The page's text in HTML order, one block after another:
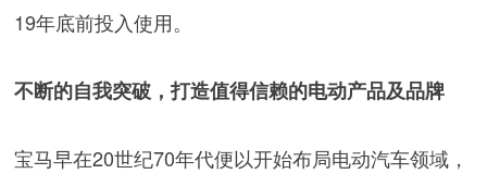
19年底前投入使用。
不断的自我突破，打造值得信赖的电动产品及品牌
宝马早在20世纪70年代便以开始布局电动汽车领域，